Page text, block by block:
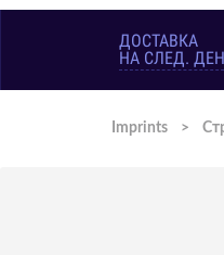
ДОСТАВКА
НА СЛЕД.
Imprints >